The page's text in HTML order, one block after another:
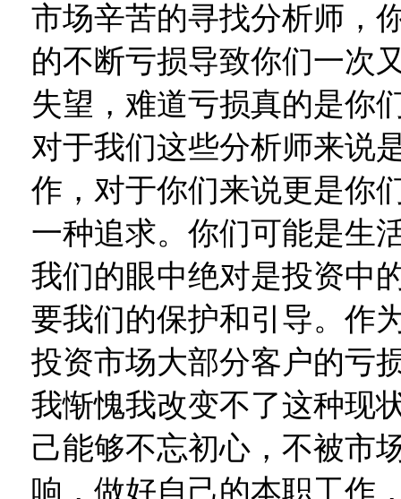
市场辛苦的寻找分析师，
的不断亏损导致你们一次
失望，难道亏损真的是你
对于我们这些分析师来说
作，对于你们来说更是你
一种追求。你们可能是生
我们的眼中绝对是投资中
要我们的保护和引导。作
投资市场大部分客户的亏
我惭愧我改变不了这种现
己能够不忘初心，不被市
响，做好自己的本职工作